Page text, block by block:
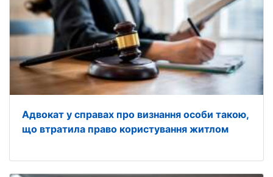
Адвокат у справах про визнання особи такою,
що втратила право користування житлом